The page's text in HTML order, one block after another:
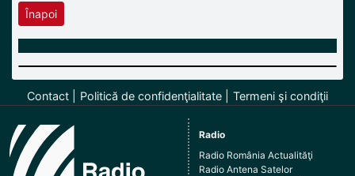
Înapoi
Contact Politică de confidenţialitate Termeni şi condiţii
Radio
Radio România Actualităţi
Radio Antena Satelor